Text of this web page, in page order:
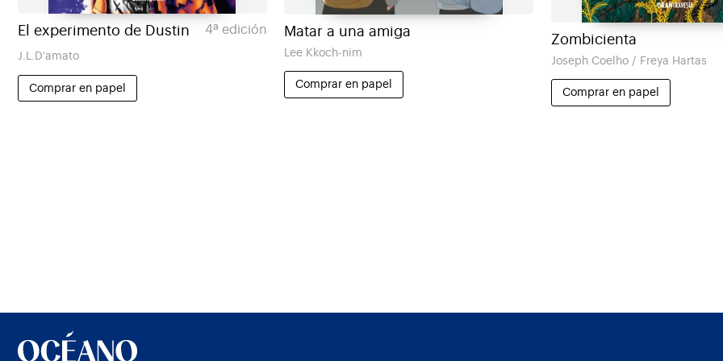
El experimento de Dustin 4ª edición
J.L.D'amato
Comprar en papel
Matar a una amiga
Lee Kkoch-nim
Comprar en papel
Zombicienta
Joseph Coelho / Freya Hartas
Comprar en papel